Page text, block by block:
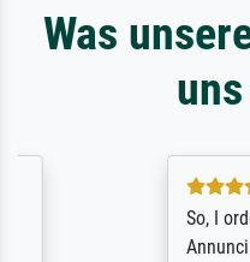
Was
4.8 / 5
So, I ordered a
Annunciation by